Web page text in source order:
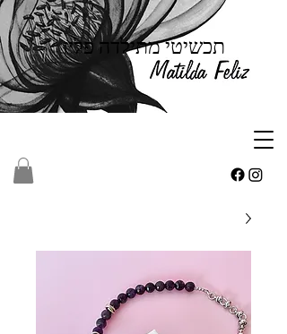
תכשיטי מתילדה פליז